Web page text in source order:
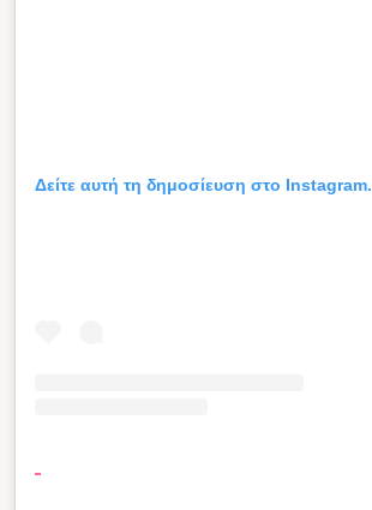
Δείτε αυτή τη δημοσίευση στο Instagram.